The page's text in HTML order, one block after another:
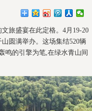
旅盛宴在此定格。4月19-20
圆满举办。这场集结520辆
鸣的引擎为笔,在绿水青山间